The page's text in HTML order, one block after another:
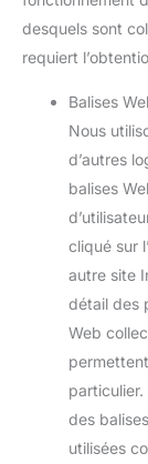
desquels sont
requiert
Balises
Nous
d’autres
balises
cliqué sur
autre site
détail des
Web
particulier.
des
utilisées